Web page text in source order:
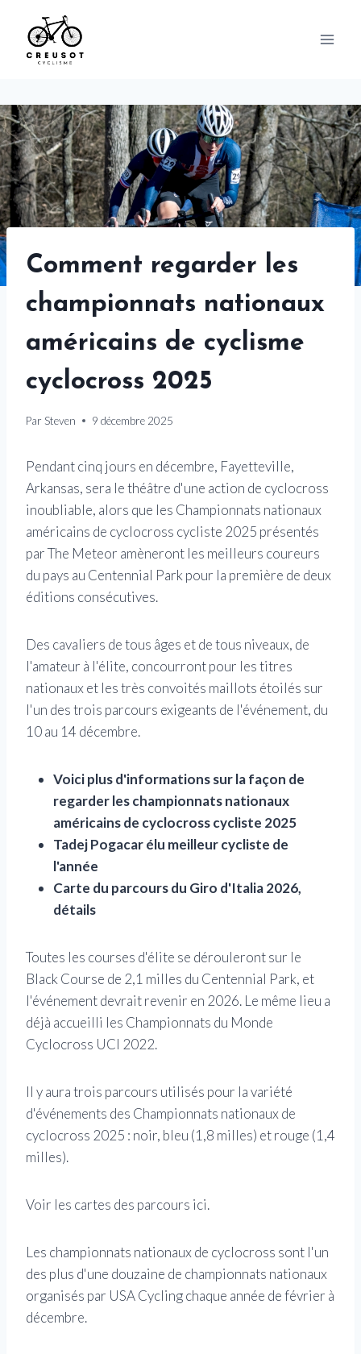
content
Comment regarder les
championnats nationaux
américains de cyclisme
cyclocross 2025
Par Steven 9 décembre 2025
Pendant cinq jours en décembre, Fayetteville,
Arkansas, sera le théâtre d'une action de cyclocross
inoubliable, alors que les Championnats nationaux
américains de cyclocross cycliste 2025 présentés
par The Meteor amèneront les meilleurs coureurs
du pays au Centennial Park pour la première de deux
éditions consécutives.
Des cavaliers de tous âges et de tous niveaux, de
l'amateur à l'élite, concourront pour les titres
nationaux et les très convoités maillots étoilés sur
l'un des trois parcours exigeants de l'événement, du
10 au 14 décembre.
Voici plus d'informations sur la façon de
regarder les championnats nationaux
américains de cyclocross cycliste 2025
Tadej Pogacar élu meilleur cycliste de
l'année
Carte du parcours du Giro d'Italia 2026,
détails
Toutes les courses d'élite se dérouleront sur le
Black Course de 2,1 milles du Centennial Park, et
l'événement devrait revenir en 2026. Le même lieu a
déjà accueilli les Championnats du Monde
Cyclocross UCI 2022.
Il y aura trois parcours utilisés pour la variété
d'événements des Championnats nationaux de
cyclocross 2025 : noir, bleu (1,8 milles) et rouge (1,4
milles).
Voir les cartes des parcours ici.
Les championnats nationaux de cyclocross sont l'un
des plus d'une douzaine de championnats nationaux
organisés par USA Cycling chaque année de février à
décembre.